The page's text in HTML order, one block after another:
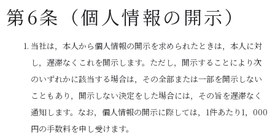
第6条（個人情報の開示）
当社は，本人から個人情報の開示を求められたときは，本人に対
し，遅滞なくこれを開示します。ただし，開示することにより次
のいずれかに該当する場合は，その全部または一部を開示しない
こともあり，開示しない決定をした場合には，その旨を遅滞なく
通知します。なお，個人情報の開示に際しては，1件あたり1，000
円の手数料を申し受けます。